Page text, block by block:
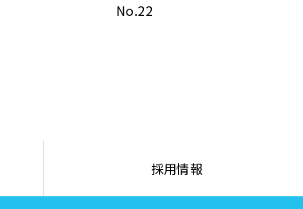
No.22
採用情報